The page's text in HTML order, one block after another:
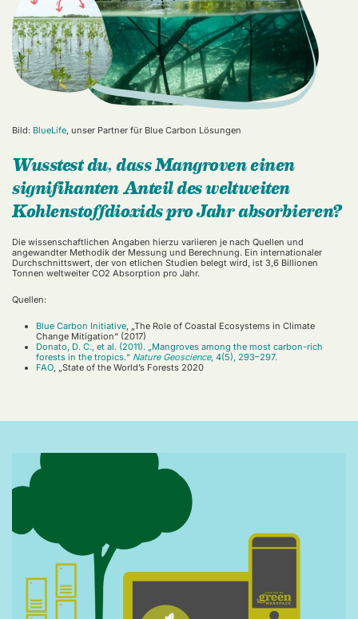
Bild: BlueLife , unser Partner für Blue Carbon Lösungen
Wusstest du, dass Mangroven einen
signifikanten Anteil des weltweiten
Kohlenstoffdioxids pro Jahr absorbieren?
Die wissenschaftlichen Angaben hierzu variieren je nach Quellen und
angewandter Methodik der Messung und Berechnung. Ein internationaler
Durchschnittswert, der von etlichen Studien belegt wird, ist 3,6 Billionen
Tonnen weltweiter CO2 Absorption pro Jahr.
Quellen:
Blue Carbon Initiative , „The Role of Coastal Ecosystems in Climate
Change Mitigation“ (2017)
Donato, D. C., et al. (2011). „Mangroves among the most carbon-rich
forests in the tropics.“ Nature Geoscience, 4(5), 293–297.
FAO , „State of the World’s Forests 2020